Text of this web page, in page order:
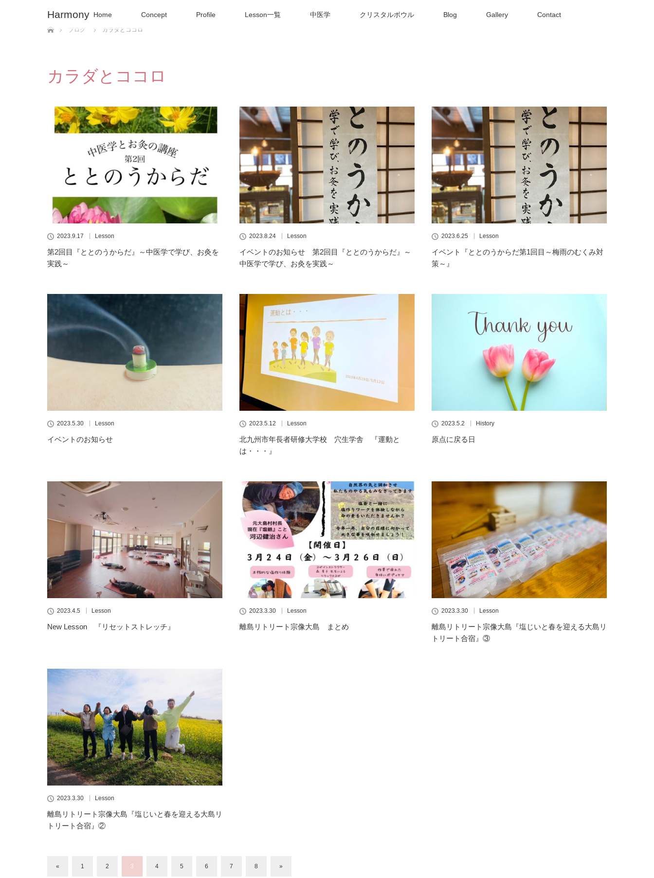
Harmony Home Concept Profile Lesson一覧 中医学 クリスタルボウル Blog Gallery Contact
ホーム
ブログ
カラダとココロ
カラダとココロ
2023.9.17 Lesson
第2回目『ととのうからだ』～中医学で学び、お灸を
実践～
2023.8.24 Lesson
イベントのお知らせ 第2回目『ととのうからだ』～
中医学で学び、お灸を実践～
2023.6.25 Lesson
イベント『ととのうからだ第1回目～梅雨のむくみ対
策～』
2023.5.30 Lesson
イベントのお知らせ
2023.5.12 Lesson
北九州市年長者研修大学校 穴生学舎 『運動と
は・・・』
2023.5.2 History
原点に戻る日
2023.4.5 Lesson
New Lesson 『リセットストレッチ』
2023.3.30 Lesson
離島リトリート宗像大島 まとめ
2023.3.30 Lesson
離島リトリート宗像大島『塩じいと春を迎える大島リ
トリート合宿』③
2023.3.30 Lesson
離島リトリート宗像大島『塩じいと春を迎える大島リ
トリート合宿』②
« 1 2 3 4 5 6 7 8 »